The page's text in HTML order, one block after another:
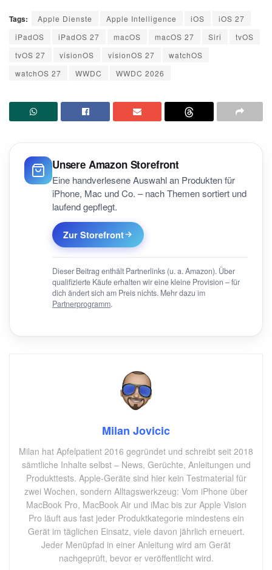
Tags: Apple Dienste Apple Intelligence iOS
iOS 27
iPadOS
iPadOS 27 macOS macOS 27 Siri
tvOS
tvOS 27
visionOS visionOS 27
watchOS
watchOS 27
WWDC WWDC 2026
Unsere Amazon Storefront
Eine handverlesene Auswahl an Produkten für
iPhone, Mac und Co. – nach Themen sortiert und
laufend gepflegt.
Zur Storefront
Dieser Beitrag enthält Partnerlinks (u. a. Amazon). Über
qualifizierte Käufe erhalten wir eine kleine Provision – für
dich ändert sich am Preis nichts. Mehr dazu im
Partnerprogramm.
Milan Jovicic
Milan hat Apfelpatient 2016 gegründet und schreibt seit 2018
sämtliche Inhalte selbst – News, Gerüchte, Anleitungen und
Produkttests. Apple-Geräte sind hier kein Testmaterial für
zwei Wochen, sondern Alltagswerkzeug: Vom iPhone über
MacBook Pro, MacBook Air und iMac bis zur Apple Vision
Pro läuft aus fast jeder Produktkategorie mindestens ein
Gerät im täglichen Einsatz, viele davon jährlich erneuert.
Jeder Menüpfad in einer Anleitung wird am Gerät
nachgeprüft, bevor er veröffentlicht wird.